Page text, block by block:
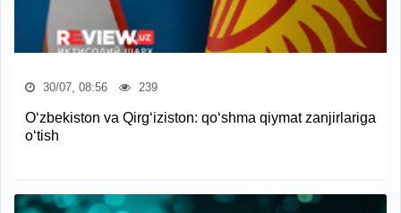
30/07, 08:56 239
O‘zbekiston va Qirg‘iziston: qo‘shma qiymat zanjirlariga
o‘tish